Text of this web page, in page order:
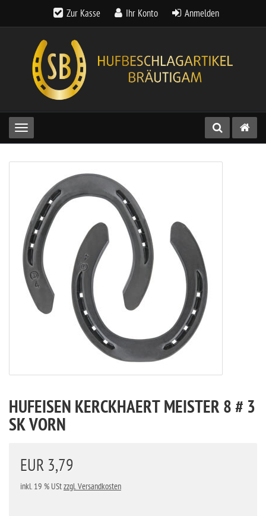
Zur Kasse Ihr Konto Anmelden
Toggle navigation
HUFEISEN KERCKHAERT MEISTER 8 # 3
SK VORN
EUR 3,79
inkl. 19 % UStzzgl. Versandkosten